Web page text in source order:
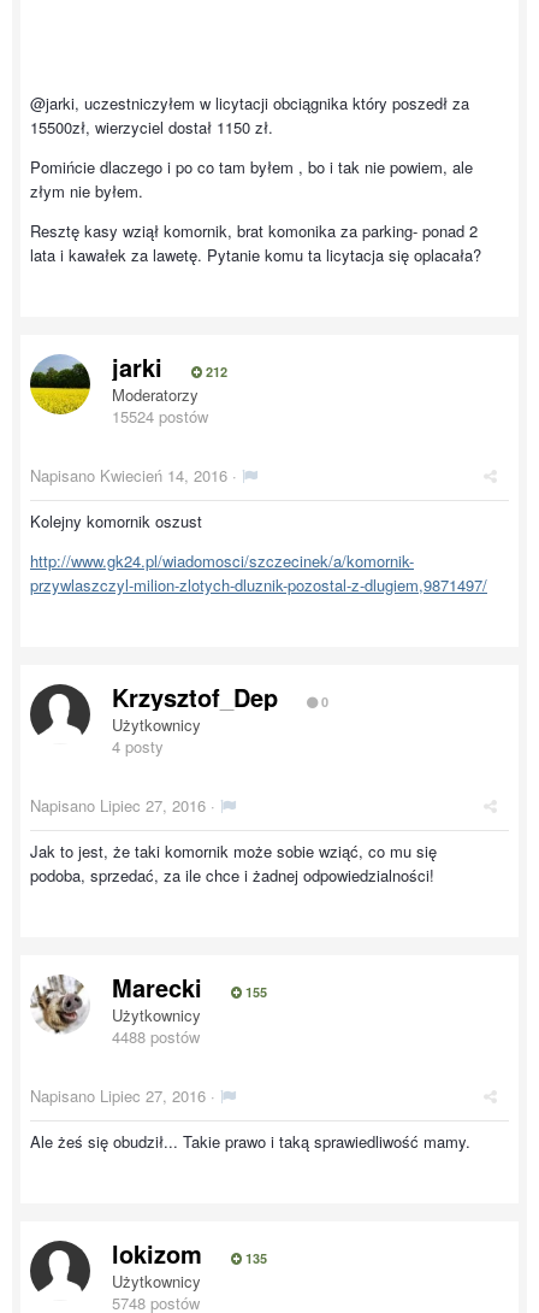
@jarki, uczestniczyłem w licytacji obciągnika który poszedł za
15500zł, wierzyciel dostał 1150 zł.
Pomińcie dlaczego i po co tam byłem , bo i tak nie powiem, ale
złym nie byłem.
Resztę kasy wziął komornik, brat komonika za parking- ponad 2
lata i kawałek za lawetę. Pytanie komu ta licytacja się oplacała?
jarki 212
Moderatorzy
15524 postów
Napisano Kwiecień 14, 2016 ·
Kolejny komornik oszust
http://www.gk24.pl/wiadomosci/szczecinek/a/komornik-
przywlaszczyl-milion-zlotych-dluznik-pozostal-z-dlugiem,9871497/
Krzysztof_Dep 0
Użytkownicy
4 posty
Napisano Lipiec 27, 2016 ·
Jak to jest, że taki komornik może sobie wziąć, co mu się
podoba, sprzedać, za ile chce i żadnej odpowiedzialności!
Marecki 155
Użytkownicy
4488 postów
Napisano Lipiec 27, 2016 ·
Ale żeś się obudził... Takie prawo i taką sprawiedliwość mamy.
lokizom 135
Użytkownicy
5748 postów